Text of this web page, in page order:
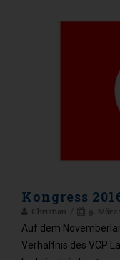
Kongress
Christian 9. März
Auf dem
Verhältnis des VCP